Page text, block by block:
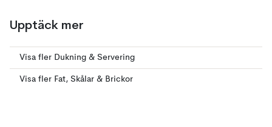
Upptäck mer
Visa fler Dukning & Servering
Visa fler Fat, Skålar & Brickor